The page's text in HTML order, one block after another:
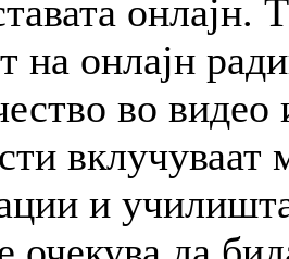
онлајн.
на онлајн
во
и